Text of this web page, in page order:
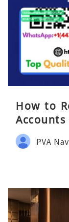
How to
Accounts
PVA